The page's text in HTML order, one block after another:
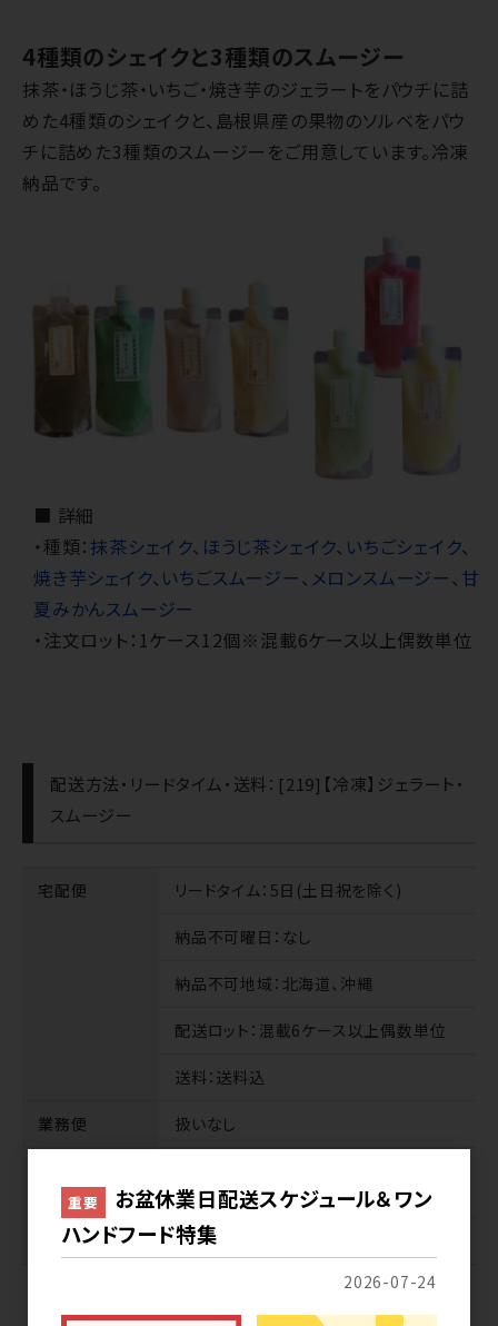
4種類のシェイクと3種類のスムージー
抹茶・ほうじ茶・いちご・焼き芋のジェラートをパウチに詰
めた4種類のシェイクと、島根県産の果物のソルベをパウ
チに詰めた3種類のスムージーをご用意しています。冷凍
納品です。
■ 詳細
・種類： 抹茶シェイク、 ほうじ茶シェイク、 いちごシェイク、
焼き芋シェイク、 いちごスムージー、 メロンスムージー、 甘
夏みかんスムージー
・注文ロット：1ケース12個※混載6ケース以上偶数単位
配送方法・リードタイム・送料：[219]【冷凍】ジェラート・
スムージー
宅配便 リードタイム ：5日(土日祝を除く)
納品不可曜日 ：なし
納品不可地域 ：北海道、沖縄
配送ロット ：混載6ケース以上偶数単位
送料：送料込
業務便 扱いなし
で
送料：有料
重要
お盆休業日配送スケジュール＆ワン
ハンドフード特集
2026-07-24